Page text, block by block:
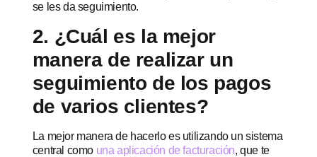
se les da seguimiento.
2. ¿Cuál es la mejor
manera de realizar un
seguimiento de los pagos
de varios clientes?
La mejor manera de hacerlo es utilizando un sistema
central como una aplicación de facturación, que te